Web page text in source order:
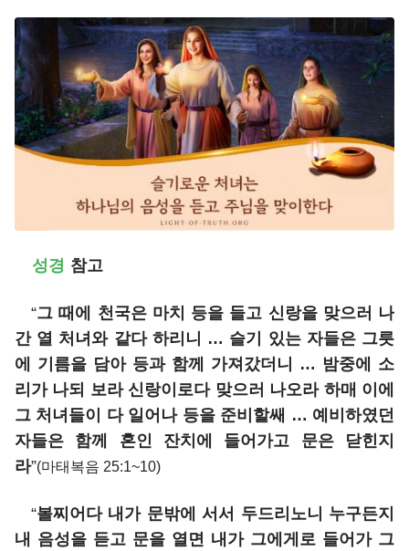
성경 참고
“그 때에 천국은 마치 등을 들고 신랑을 맞으러 나
간 열 처녀와 같다 하리니 … 슬기 있는 자들은 그릇
에 기름을 담아 등과 함께 가져갔더니 … 밤중에 소
리가 나되 보라 신랑이로다 맞으러 나오라 하매 이에
그 처녀들이 다 일어나 등을 준비할쌔 … 예비하였던
자들은 함께 혼인 잔치에 들어가고 문은 닫힌지
라”(마태복음 25:1~10)
“볼찌어다 내가 문밖에 서서 두드리노니 누구든지
내 음성을 듣고 문을 열면 내가 그에게로 들어가 그